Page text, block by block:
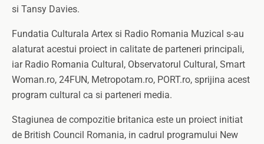
si Tansy Davies.
Fundatia Culturala Artex si Radio Romania Muzical s-au
alaturat acestui proiect in calitate de parteneri principali,
iar Radio Romania Cultural, Observatorul Cultural, Smart
Woman.ro, 24FUN, Metropotam.ro, PORT.ro, sprijina acest
program cultural ca si parteneri media.
Stagiunea de compozitie britanica este un proiect initiat
de British Council Romania, in cadrul programului New